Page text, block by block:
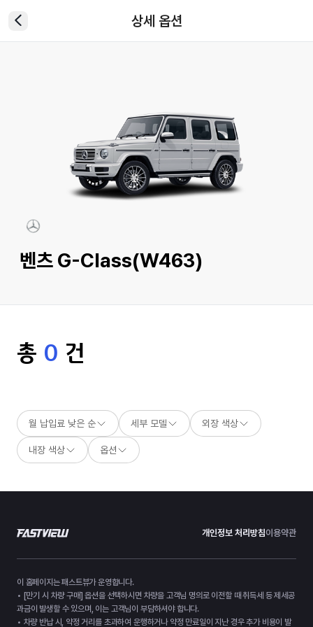
상세 옵션
벤츠 G-Class(W463)
총 0 건
월 납입료 낮은 순 세부 모델 외장 색상
내장 색상 옵션
개인정보 처리방침이용약관
이 홈페이지는 패스트뷰가 운영합니다.
• [만기 시 차량 구매] 옵션을 선택하시면 차량을 고객님 명의로 이전할 때 취득세 등 제세공
과금이 발생할 수 있으며, 이는 고객님이 부담하셔야 합니다.
• 차량 반납 시, 약정 거리를 초과하여 운행하거나 약정 만료일이 지난 경우 추가 비용이 발